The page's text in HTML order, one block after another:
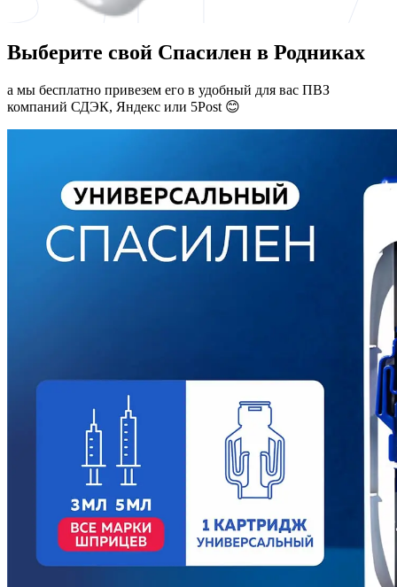
Выберите свой Спасилен в Родниках
а мы бесплатно привезем его в удобный для вас ПВЗ
компаний СДЭК, Яндекс или 5Post 😊